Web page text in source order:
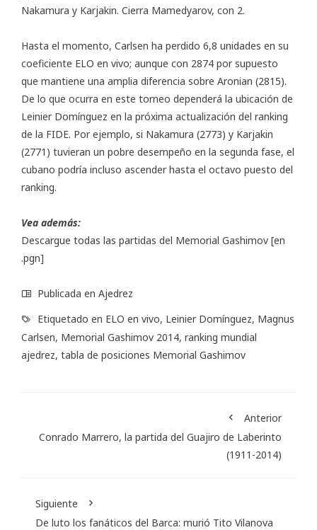
Nakamura y Karjakin. Cierra Mamedyarov, con 2.
Hasta el momento, Carlsen ha perdido 6,8 unidades en su
coeficiente ELO en vivo; aunque con 2874 por supuesto
que mantiene una amplia diferencia sobre Aronian (2815).
De lo que ocurra en este torneo dependerá la ubicación de
Leinier Domínguez en la próxima actualización del ranking
de la FIDE. Por ejemplo, si Nakamura (2773) y Karjakin
(2771) tuvieran un pobre desempeño en la segunda fase, el
cubano podría incluso ascender hasta el octavo puesto del
ranking.
Vea además:
Descargue todas las partidas del Memorial Gashimov [en
.pgn]
Publicada en Ajedrez
Etiquetado en ELO en vivo, Leinier Domínguez, Magnus
Carlsen, Memorial Gashimov 2014, ranking mundial
ajedrez, tabla de posiciones Memorial Gashimov
Anterior
Conrado Marrero, la partida del Guajiro de Laberinto
(1911-2014)
Siguiente
De luto los fanáticos del Barca: murió Tito Vilanova